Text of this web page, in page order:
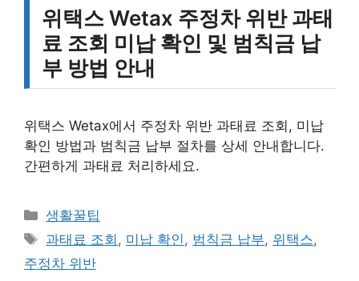
위택스 Wetax 주정차 위반 과태
료 조회 미납 확인 및 범칙금 납
부 방법 안내
위택스 Wetax에서 주정차 위반 과태료 조회, 미납
확인 방법과 범칙금 납부 절차를 상세 안내합니다.
간편하게 과태료 처리하세요.
카
테
리
생활꿀팁
태
그
과태료 조회 , 미납 확인, 범칙금 납부, 위택스,
주정차 위반